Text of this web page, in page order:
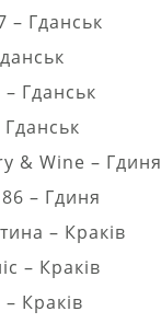
– Гданськ
Гданськ
& Wine – Гдиня
– Гдиня
– Краків
– Краків
Краків